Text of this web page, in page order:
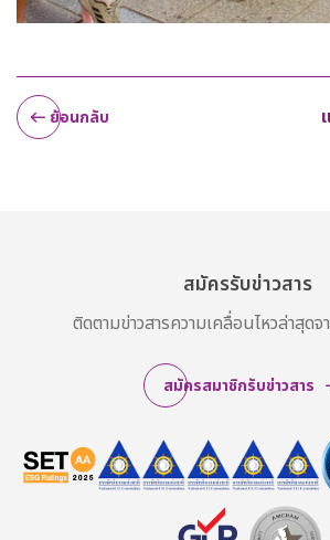
ย้อนกลับ
สมัครรับข่าวสาร
ติดตามข่าวสารความเคลื่อนไหวล่าสุด
สมัครสมาชิกรับข่าวสาร